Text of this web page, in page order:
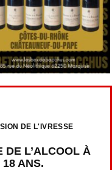
DE L'IVRESSE
DE L’ALCOOL À
ANS.